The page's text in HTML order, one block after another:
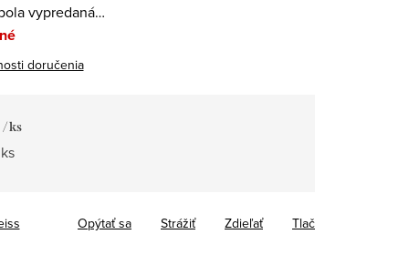
vypredaná…
doručenia
/ ks
Tlač
Opýtať sa Strážiť Zdieľať